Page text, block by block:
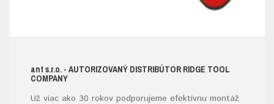
ant s.r.o. - AUTORIZOVANÝ DISTRIBÚTOR RIDGE TOOL
COMPANY
Už viac ako 30 rokov podporujeme efektívnu montáž